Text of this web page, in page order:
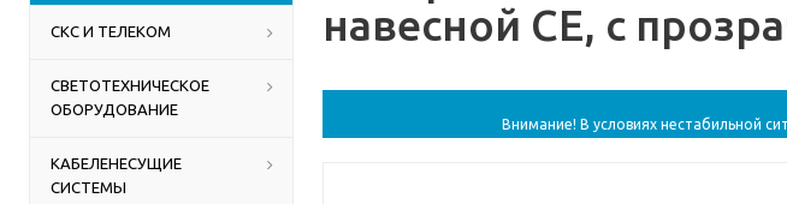
СКС И ТЕЛЕКОМ
СВЕТОТЕХНИЧЕСКОЕ
ОБОРУДОВАНИЕ
КАБЕЛЕНЕСУЩИЕ
СИСТЕМЫ
навесной CE, с
Внимание! В условиях нестабильной